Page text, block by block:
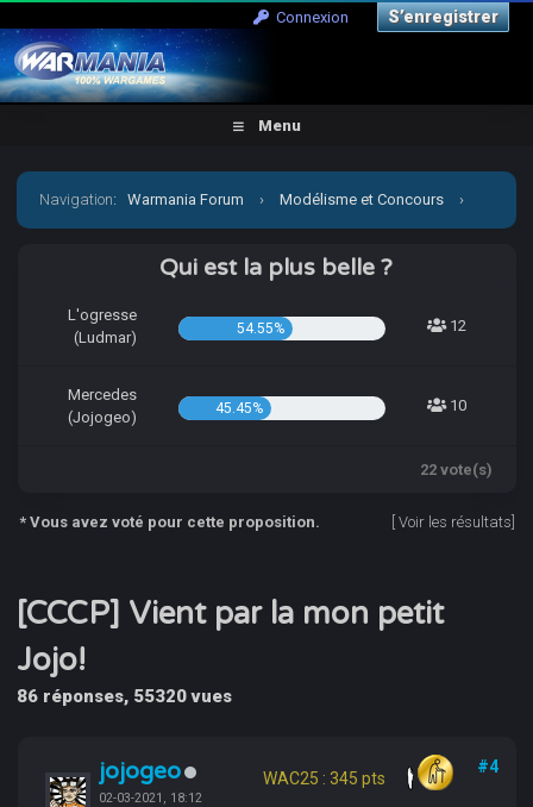
Connexion S’enregistrer
Menu
Navigation:Warmania Forum › Modélisme et Concours ›
› [CCCP] Vient par la mon petit Jojo!
Qui est la plus belle ?
L'ogresse
(Ludmar)
54.55% 12
Mercedes
(Jojogeo)
45.45% 10
22 vote(s)
* Vous avez voté pour cette proposition. Voir les résultats
[CCCP] Vient par la mon petit
Jojo!
86 réponses, 55320 vues
jojogeo
02-03-2021, 18:12
WAC25 : 345 pts
#4